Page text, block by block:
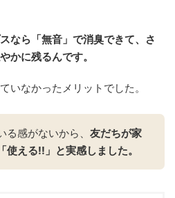
なら「無音」で消臭できて、さ
かに残るんです。
いなかったメリットでした。
る感がないから、 友だちが家
使える!!」と実感しました。